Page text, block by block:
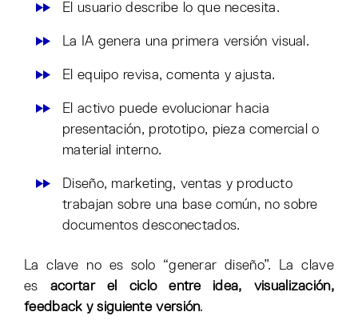
El usuario describe lo que necesita.
La IA genera una primera versión visual.
El equipo revisa, comenta y ajusta.
El activo puede evolucionar hacia
presentación, prototipo, pieza comercial o
material interno.
Diseño, marketing, ventas y producto
trabajan sobre una base común, no sobre
documentos desconectados.
La clave no es solo “generar diseño”. La clave
es acortar el ciclo entre idea, visualización,
feedback y siguiente versión.